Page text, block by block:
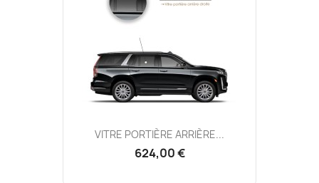
VITRE PORTIÈRE ARRIÈRE...
624,00 €